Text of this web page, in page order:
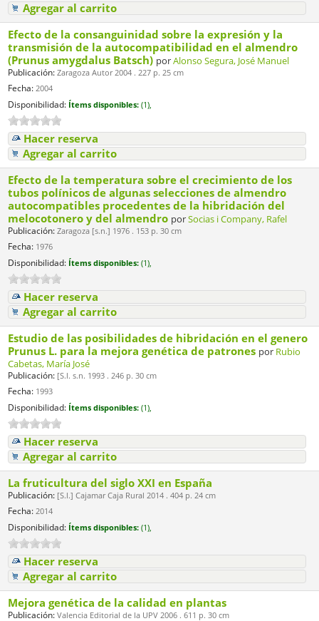
Agregar al carrito
Efecto de la consanguinidad sobre la expresión y la
transmisión de la autocompatibilidad en el almendro
(Prunus amygdalus Batsch) porAlonso Segura, José Manuel
Publicación: Zaragoza Autor 2004 . 227 p. 25 cm
Fecha: 2004
Disponibilidad: Ítems disponibles: (1),
Hacer reserva
Agregar al carrito
Efecto de la temperatura sobre el crecimiento de los
tubos polínicos de algunas selecciones de almendro
autocompatibles procedentes de la hibridación del
melocotonero y del almendro porSocias i Company, Rafel
Publicación: Zaragoza [s.n.] 1976 . 153 p. 30 cm
Fecha: 1976
Disponibilidad: Ítems disponibles: (1),
Hacer reserva
Agregar al carrito
Estudio de las posibilidades de hibridación en el genero
Prunus L. para la mejora genética de patrones por Rubio
Cabetas, María José
Publicación: [S.l. s.n. 1993 . 246 p. 30 cm
Fecha: 1993
Disponibilidad: Ítems disponibles: (1),
Hacer reserva
Agregar al carrito
La fruticultura del siglo XXI en España
Publicación: [S.l.] Cajamar Caja Rural 2014 . 404 p. 24 cm
Fecha: 2014
Disponibilidad: Ítems disponibles: (1),
Hacer reserva
Agregar al carrito
Mejora genética de la calidad en plantas
Publicación: Valencia Editorial de la UPV 2006 . 611 p. 30 cm